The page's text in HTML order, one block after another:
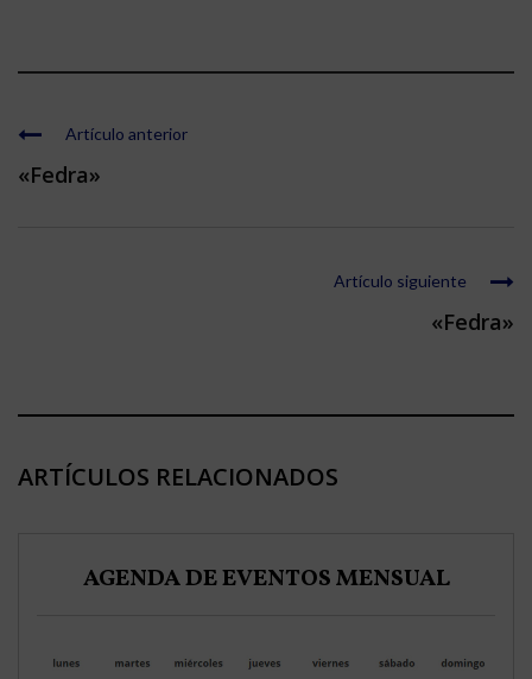
Artículo anterior
«Fedra»
Artículo siguiente
«Fedra»
ARTÍCULOS RELACIONADOS
AGENDA DE EVENTOS MENSUAL